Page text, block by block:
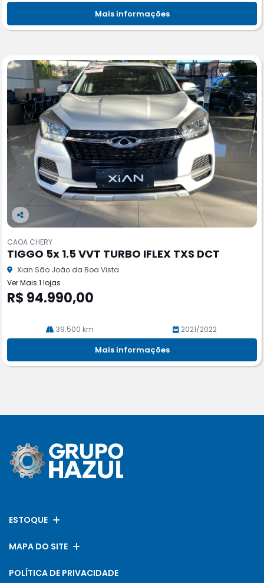
Mais informações
Co
pa
rtil
he
CAOA CHERY
TIGGO 5x 1.5 VVT TURBO IFLEX TXS DCT
Xian São João da Boa Vista
Ver Mais 1 lojas
R$ 94.990,00
39.500 km 2021/2022
Mais informações
ESTOQUE
MAPA DO SITE
POLÍTICA DE PRIVACIDADE